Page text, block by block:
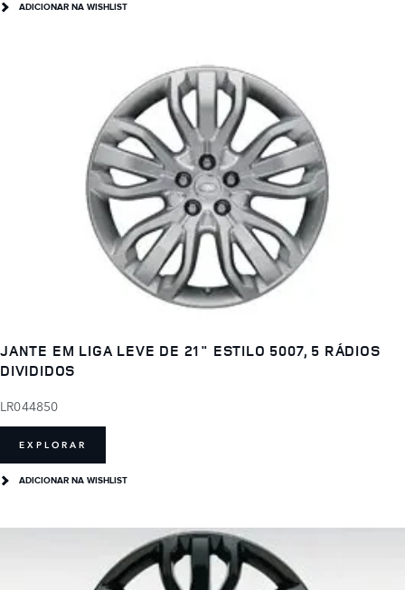
ADICIONAR NA WISHLIST
JANTE EM LIGA LEVE DE 21" ESTILO 5007, 5 RÁDIOS
DIVIDIDOS
LR044850
EXPLORAR
ADICIONAR NA WISHLIST